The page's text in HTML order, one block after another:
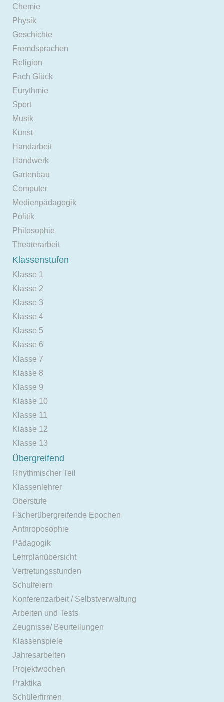
Chemie
Physik
Geschichte
Fremdsprachen
Religion
Fach Glück
Eurythmie
Sport
Musik
Kunst
Handarbeit
Handwerk
Gartenbau
Computer
Medienpädagogik
Politik
Philosophie
Theaterarbeit
Klassenstufen
Klasse 1
Klasse 2
Klasse 3
Klasse 4
Klasse 5
Klasse 6
Klasse 7
Klasse 8
Klasse 9
Klasse 10
Klasse 11
Klasse 12
Klasse 13
Übergreifend
Rhythmischer Teil
Klassenlehrer
Oberstufe
Fächerübergreifende Epochen
Anthroposophie
Pädagogik
Lehrplanübersicht
Vertretungsstunden
Schulfeiern
Konferenzarbeit / Selbstverwaltung
Arbeiten und Tests
Zeugnisse/ Beurteilungen
Klassenspiele
Jahresarbeiten
Projektwochen
Praktika
Schülerfirmen